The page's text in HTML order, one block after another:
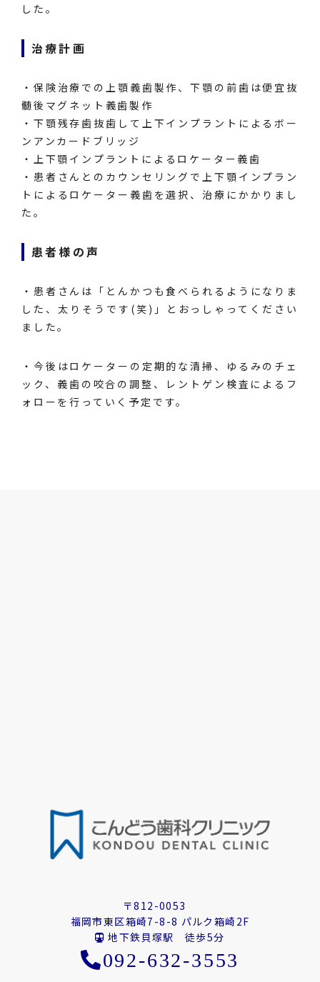
した。
治療計画
・保険治療での上顎義歯製作、下顎の前歯は便宜抜
髄後マグネット義歯製作
・下顎残存歯抜歯して上下インプラントによるボー
ンアンカードブリッジ
・上下顎インプラントによるロケーター義歯
・患者さんとのカウンセリングで上下顎インプラン
トによるロケーター義歯を選択、治療にかかりまし
た。
患者様の声
・患者さんは「とんかつも食べられるようになりま
した、太りそうです(笑)」とおっしゃってください
ました。
・今後はロケーターの定期的な清掃、ゆるみのチェ
ック、義歯の咬合の調整、レントゲン検査によるフ
ォローを行っていく予定です。
〒812-0053
福岡市東区箱崎7-8-8 パルク箱崎2F
地下鉄貝塚駅 徒歩5分
092-632-3553